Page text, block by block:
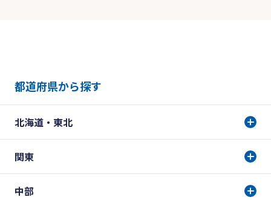
都道府県から探す
北海道・東北
関東
中部